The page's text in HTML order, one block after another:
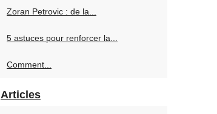
Zoran Petrovic : de la...
5 astuces pour renforcer la...
Comment...
Articles